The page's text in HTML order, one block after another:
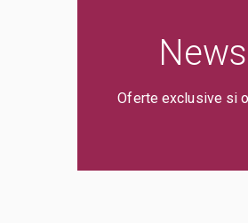
Oferte exclusive si